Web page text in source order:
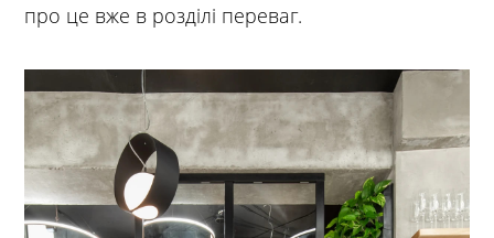
про це вже в розділі переваг.